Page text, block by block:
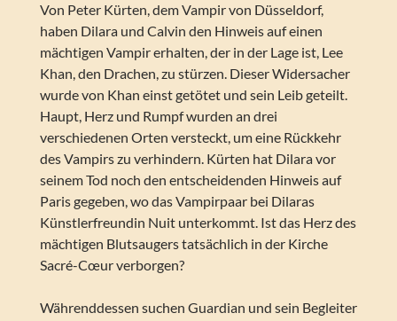
Von Peter Kürten, dem Vampir von Düsseldorf,
haben Dilara und Calvin den Hinweis auf einen
mächtigen Vampir erhalten, der in der Lage ist, Lee
Khan, den Drachen, zu stürzen. Dieser Widersacher
wurde von Khan einst getötet und sein Leib geteilt.
Haupt, Herz und Rumpf wurden an drei
verschiedenen Orten versteckt, um eine Rückkehr
des Vampirs zu verhindern. Kürten hat Dilara vor
seinem Tod noch den entscheidenden Hinweis auf
Paris gegeben, wo das Vampirpaar bei Dilaras
Künstlerfreundin Nuit unterkommt. Ist das Herz des
mächtigen Blutsaugers tatsächlich in der Kirche
Sacré-Cœur verborgen?
Währenddessen suchen Guardian und sein Begleiter